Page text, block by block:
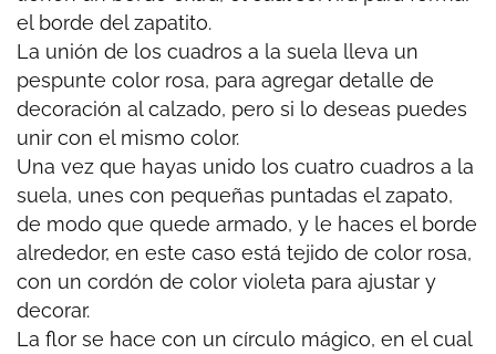
el borde del zapatito.
La unión de los cuadros a la suela lleva un
pespunte color rosa, para agregar detalle de
decoración al calzado, pero si lo deseas puedes
unir con el mismo color.
Una vez que hayas unido los cuatro cuadros a la
suela, unes con pequeñas puntadas el zapato,
de modo que quede armado, y le haces el borde
alrededor, en este caso está tejido de color rosa,
con un cordón de color violeta para ajustar y
decorar.
La flor se hace con un círculo mágico, en el cual